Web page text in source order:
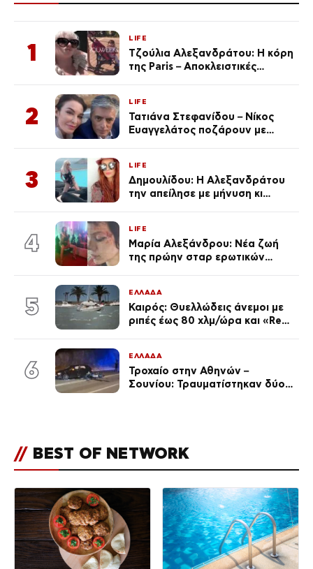
1
LIFE
Τζούλια Αλεξανδράτου: Η κόρη
της Paris – Αποκλειστικές
2
LIFE
Τατιάνα Στεφανίδου – Νίκος
Ευαγγελάτος ποζάρουν με
3
LIFE
Δημουλίδου: Η Αλεξανδράτου
την απείλησε με μήνυση κι
ποια είσαι σοκαρίστικα»
4
LIFE
Μαρία Αλεξάνδρου: Νέα ζωή
της πρώην σταρ ερωτικών
(Φωτογραφίες)
5
ΕΛΛΑΔΑ
Καιρός: Θυελλώδεις άνεμοι με
ριπές έως 80 χλμ/ώρα και «Red
6
ΕΛΛΑΔΑ
Τροχαίο στην Αθηνών –
Σουνίου: Τραυματίστηκαν δύο
// BEST OF NETWORK